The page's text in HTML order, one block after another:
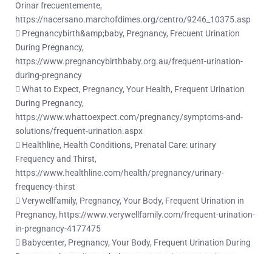
Orinar frecuentemente,
https://nacersano.marchofdimes.org/centro/9246_10375.asp
 Pregnancybirth&amp;baby, Pregnancy, Frecuent Urination
During Pregnancy,
https://www.pregnancybirthbaby.org.au/frequent-urination-
during-pregnancy
 What to Expect, Pregnancy, Your Health, Frequent Urination
During Pregnancy,
https://www.whattoexpect.com/pregnancy/symptoms-and-
solutions/frequent-urination.aspx
 Healthline, Health Conditions, Prenatal Care: urinary
Frequency and Thirst,
https://www.healthline.com/health/pregnancy/urinary-
frequency-thirst
 Verywellfamily, Pregnancy, Your Body, Frequent Urination in
Pregnancy, https://www.verywellfamily.com/frequent-urination-
in-pregnancy-4177475
 Babycenter, Pregnancy, Your Body, Frequent Urination During